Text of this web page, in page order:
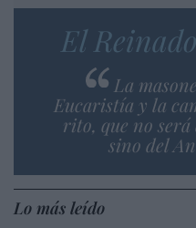
El
La
Eucaristía y la
rito, que no será
sino del
Lo más leído